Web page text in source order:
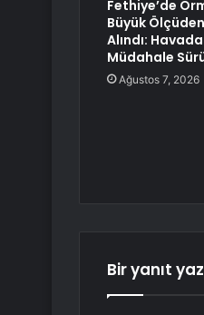
Fethiye’de
Büyük
Alındı:
Müdahale
Ağustos 7, 2026
Bir yanıt